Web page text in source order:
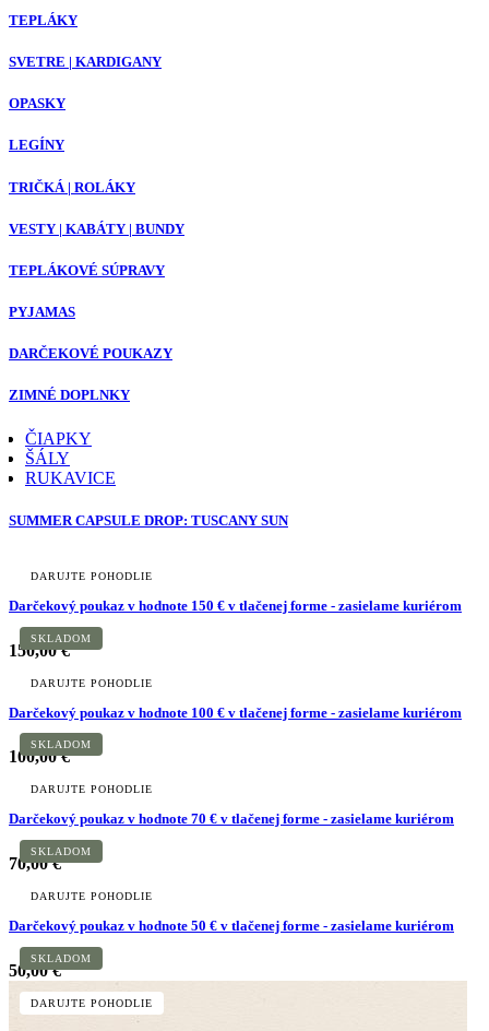
TEPLÁKY
SVETRE | KARDIGANY
OPASKY
LEGÍNY
TRIČKÁ | ROLÁKY
VESTY | KABÁTY | BUNDY
TEPLÁKOVÉ SÚPRAVY
PYJAMAS
DARČEKOVÉ POUKAZY
ZIMNÉ DOPLNKY
ČIAPKY
ŠÁLY
RUKAVICE
SUMMER CAPSULE DROP: TUSCANY SUN
DARUJTE POHODLIE
SKLADOM
Darčekový poukaz v hodnote 150 € v tlačenej forme - zasielame kuriérom
150,00 €
DARUJTE POHODLIE
SKLADOM
Darčekový poukaz v hodnote 100 € v tlačenej forme - zasielame kuriérom
100,00 €
DARUJTE POHODLIE
SKLADOM
Darčekový poukaz v hodnote 70 € v tlačenej forme - zasielame kuriérom
70,00 €
DARUJTE POHODLIE
SKLADOM
Darčekový poukaz v hodnote 50 € v tlačenej forme - zasielame kuriérom
50,00 €
DARUJTE POHODLIE